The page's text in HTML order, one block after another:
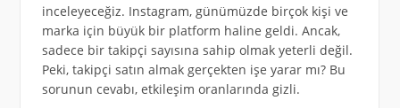
inceleyeceğiz. Instagram, günümüzde birçok kişi ve
marka için büyük bir platform haline geldi. Ancak,
sadece bir takipçi sayısına sahip olmak yeterli değil.
Peki, takipçi satın almak gerçekten işe yarar mı? Bu
sorunun cevabı, etkileşim oranlarında gizli.